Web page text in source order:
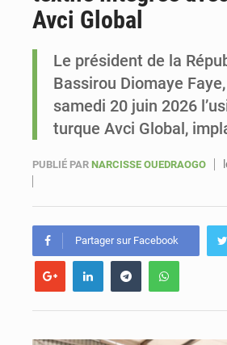
Avci Global
Le président de la
Bassirou Diomaye
samedi 20 juin 2026
turque Avci Global,
PUBLIÉ PAR NARCISSE OUEDRAOGO
Partager sur Facebook